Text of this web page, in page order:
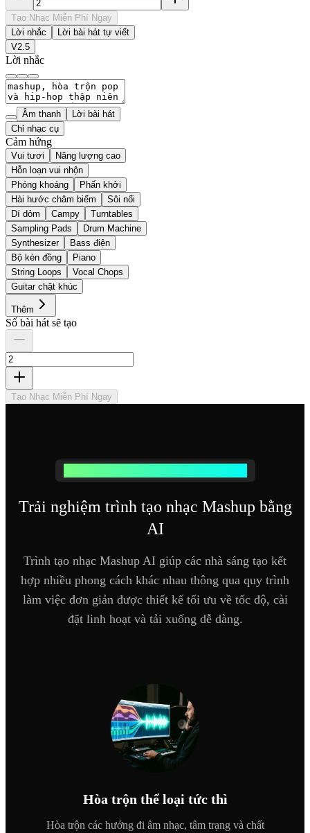
Tạo Nhạc Miễn Phí Ngay
Lời nhắc
Lời bài hát tự viết
V2.5
Lời nhắc
Âm thanh
Lời bài hát
Chỉ nhạc cụ
Cảm hứng
Vui tươi
Năng lượng cao
Hỗn loạn vui nhộn
Phóng khoáng
Phấn khởi
Hài hước châm biếm
Sôi nổi
Dí dỏm
Campy
Turntables
Sampling Pads
Drum Machine
Synthesizer
Bass điện
Bộ kèn đồng
Piano
String Loops
Vocal Chops
Guitar chặt khúc
Thêm
Số bài hát sẽ tạo
Tạo Nhạc Miễn Phí Ngay
Trải nghiệm trình tạo nhạc Mashup bằng
AI
Trình tạo nhạc Mashup AI giúp các nhà sáng tạo kết
hợp nhiều phong cách khác nhau thông qua quy trình
làm việc đơn giản được thiết kế tối ưu về tốc độ, cài
đặt linh hoạt và tải xuống dễ dàng.
Hòa trộn thể loại tức thì
Hòa trộn các hướng đi âm nhạc, tâm trạng và chất